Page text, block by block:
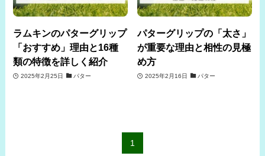
ラムキンのパターグリップ
「おすすめ」理由と16種
類の特徴を詳しく紹介
2025年2月25日 パター
パターグリップの「太さ」
が重要な理由と相性の見極
め方
2025年2月16日 パター
1